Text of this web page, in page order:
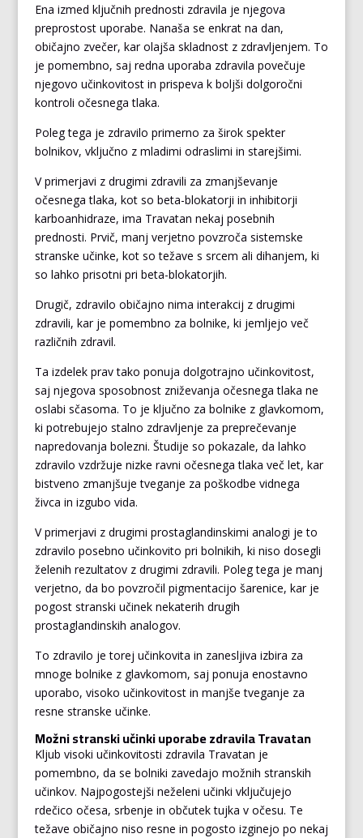
Ena izmed ključnih prednosti zdravila je njegova
preprostost uporabe. Nanaša se enkrat na dan,
običajno zvečer, kar olajša skladnost z zdravljenjem. To
je pomembno, saj redna uporaba zdravila povečuje
njegovo učinkovitost in prispeva k boljši dolgoročni
kontroli očesnega tlaka.
Poleg tega je zdravilo primerno za širok spekter
bolnikov, vključno z mladimi odraslimi in starejšimi.
V primerjavi z drugimi zdravili za zmanjševanje
očesnega tlaka, kot so beta-blokatorji in inhibitorji
karboanhidraze, ima Travatan nekaj posebnih
prednosti. Prvič, manj verjetno povzroča sistemske
stranske učinke, kot so težave s srcem ali dihanjem, ki
so lahko prisotni pri beta-blokatorjih.
Drugič, zdravilo običajno nima interakcij z drugimi
zdravili, kar je pomembno za bolnike, ki jemljejo več
različnih zdravil.
Ta izdelek prav tako ponuja dolgotrajno učinkovitost,
saj njegova sposobnost zniževanja očesnega tlaka ne
oslabi sčasoma. To je ključno za bolnike z glavkomom,
ki potrebujejo stalno zdravljenje za preprečevanje
napredovanja bolezni. Študije so pokazale, da lahko
zdravilo vzdržuje nizke ravni očesnega tlaka več let, kar
bistveno zmanjšuje tveganje za poškodbe vidnega
živca in izgubo vida.
V primerjavi z drugimi prostaglandinskimi analogi je to
zdravilo posebno učinkovito pri bolnikih, ki niso dosegli
želenih rezultatov z drugimi zdravili. Poleg tega je manj
verjetno, da bo povzročil pigmentacijo šarenice, kar je
pogost stranski učinek nekaterih drugih
prostaglandinskih analogov.
To zdravilo je torej učinkovita in zanesljiva izbira za
mnoge bolnike z glavkomom, saj ponuja enostavno
uporabo, visoko učinkovitost in manjše tveganje za
resne stranske učinke.
Možni stranski učinki uporabe zdravila Travatan
Kljub visoki učinkovitosti zdravila Travatan je
pomembno, da se bolniki zavedajo možnih stranskih
učinkov. Najpogostejši neželeni učinki vključujejo
rdečico očesa, srbenje in občutek tujka v očesu. Te
težave običajno niso resne in pogosto izginejo po nekaj